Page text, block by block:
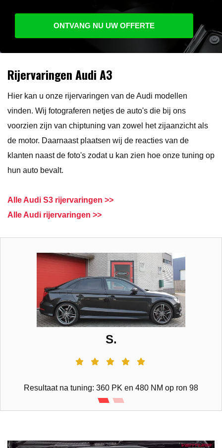
Rijervaringen Audi A3
Hier kan u onze rijervaringen van de Audi modellen
vinden. Wij fotograferen netjes de auto's die bij ons
voorzien zijn van chiptuning van zowel het zijaanzicht als
de motor. Daarnaast plaatsen wij de reacties van de
klanten naast de foto's zodat u kan zien hoe onze tuning op
hun auto bevalt.
Alle Audi S3 rijervaringen >>
Alle Audi rijervaringen >>
ONTVANG NU UW OFFERTE
S.
Resultaat na tuning: 360 PK en 480 NM op ron 98